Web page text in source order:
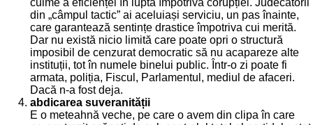
din „câmpul tactic” ai aceluiași serviciu, un pas înainte,
care garantează sentințe drastice împotriva cui merită.
Dar nu există nicio limită care poate opri o structură
imposibil de cenzurat democratic să nu acapareze alte
instituții, tot în numele binelui public. Într-o zi poate fi
armata, poliția, Fiscul, Parlamentul, mediul de afaceri.
Dacă n-a fost deja.
abdicarea suveranității
E o meteahnă veche, pe care o avem din clipa în care